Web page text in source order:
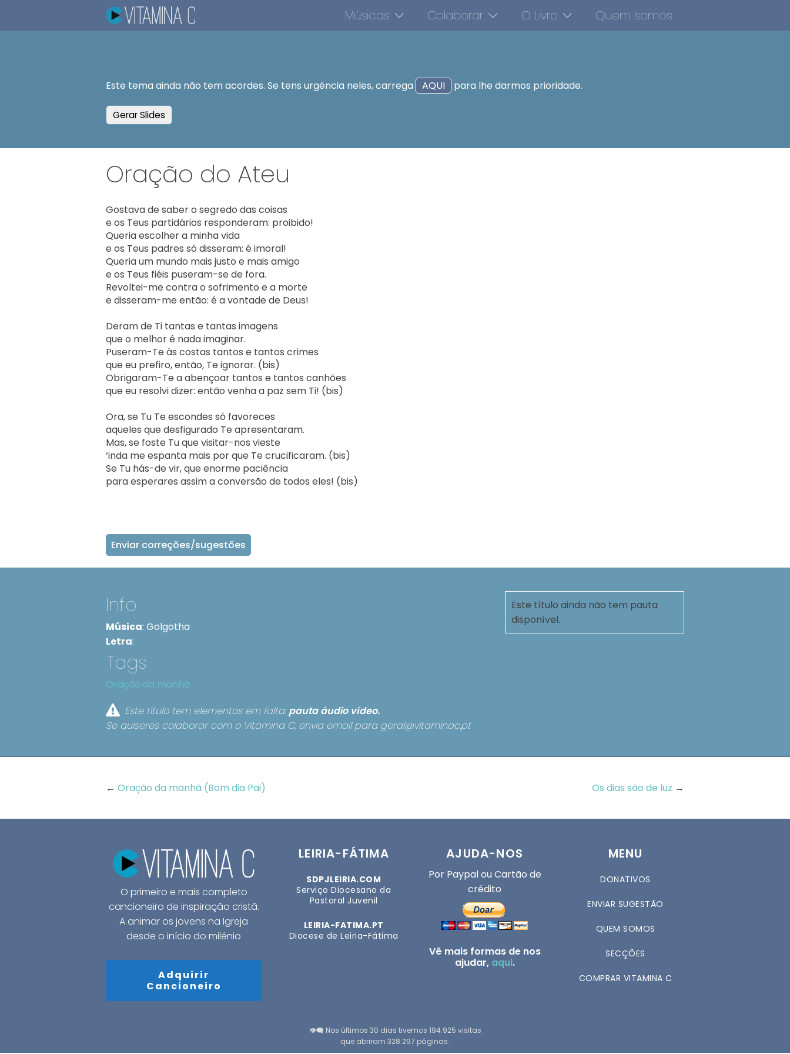
Músicas Colaborar O Livro Quem somos
Este tema ainda não tem acordes. Se tens urgência neles, carrega AQUI para lhe darmos prioridade.
Gerar Slides
Oração do Ateu
Gostava de saber o segredo das coisas
e os Teus partidários responderam: proibido!
Queria escolher a minha vida
e os Teus padres só disseram: é imoral!
Queria um mundo mais justo e mais amigo
e os Teus fiéis puseram-se de fora.
Revoltei-me contra o sofrimento e a morte
e disseram-me então: é a vontade de Deus!
Deram de Ti tantas e tantas imagens
que o melhor é nada imaginar.
Puseram-Te às costas tantos e tantos crimes
que eu prefiro, então, Te ignorar. (bis)
Obrigaram-Te a abençoar tantos e tantos canhões
que eu resolvi dizer: então venha a paz sem Ti! (bis)
Ora, se Tu Te escondes só favoreces
aqueles que desfigurado Te apresentaram.
Mas, se foste Tu que visitar-nos vieste
‘inda me espanta mais por que Te crucificaram. (bis)
Se Tu hás-de vir, que enorme paciência
para esperares assim a conversão de todos eles! (bis)
Enviar correções/sugestões
Info
Música: Golgotha
Letra:
Tags
Oração da manhã
Este título tem elementos em falta:pautaáudio vídeo.
Se quiseres colaborar com o Vitamina C, envia email para geral@vitaminac.pt
Este título ainda não tem pauta
disponível.
← Oração da manhã (Bom dia Pai) Os dias são de luz →
O primeiro e mais completo
cancioneiro de inspiração cristã.
A animar os jovens na Igreja
desde o início do milénio
Adquirir
Cancioneiro
LEIRIA-FÁTIMA
SDPJLEIRIA.COM
Serviço Diocesano da
Pastoral Juvenil
LEIRIA-FATIMA.PT
Diocese de Leiria-Fátima
AJUDA-NOS
Por Paypal ou Cartão de
crédito
Vê mais formas de nos
ajudar, aqui.
MENU
DONATIVOS
ENVIAR SUGESTÃO
QUEM SOMOS
SECÇÕES
COMPRAR VITAMINA C
👁️‍🗨️ Nos últimos 30 dias tivemos 194.925 visitas
que abriram 328.297 páginas.